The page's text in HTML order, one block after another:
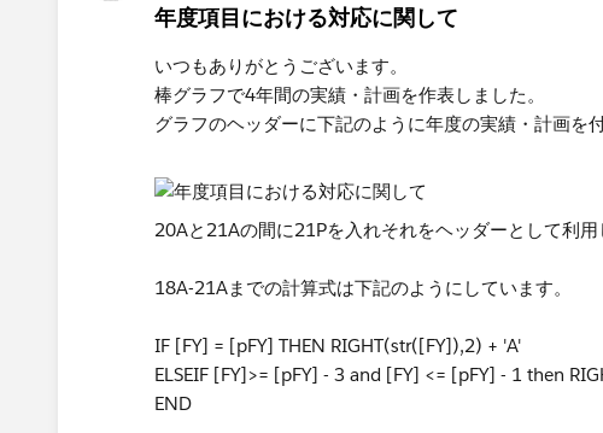
年度項目における対応に関して
いつもありがとうございます。
棒グラフで4年間の実績・計画を作表しました。
グラフのヘッダーに下記のように年度の実績・計画を
​20Aと21Aの間に21Pを入れそれをヘッダーとして利用
18A-21Aまでの計算式は下記のようにしています。
IF [FY] = [pFY] THEN RIGHT(str([FY]),2) + 'A'
ELSEIF [FY]>= [pFY] - 3 and [FY] <= [pFY] - 1 then
END